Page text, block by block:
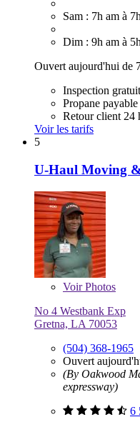
Sam : 7h am à
Dim : 9h am à
Ouvert aujourd'hui de
Inspection
Propane
Retour client 24
Voir les tarifs
5
U-Haul Moving
VoirPhotos
No 4 Westbank Exp
Gretna, LA 70053
(504) 368-1965
Ouvert
(By Oakwood
expressway)
6